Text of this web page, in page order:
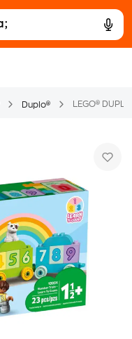
Duplo® LEGO®